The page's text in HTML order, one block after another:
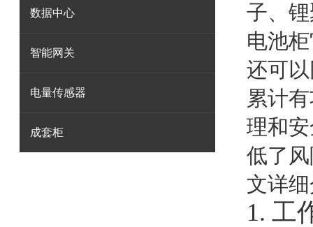
数据中心
智能网关
电量传感器
成套柜
子、
电池
还可
累计
理和
低了
文详
1. 工